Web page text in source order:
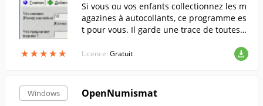
★★★★★
★★★★★
Si vous ou vos enfants collectionnez les m
agazines à autocollants, ce programme es
t pour vous. Il garde une trace de toutes v
ous dira ce qu'il faut échanger et contre q
uoi, et vous indiquera facilement les auto
ne et ceux qui sont les plus nombreux. Pl
us besoin de feuilleter le magazine, ou de
Licence: Gratuit
Windows OpenNumismat